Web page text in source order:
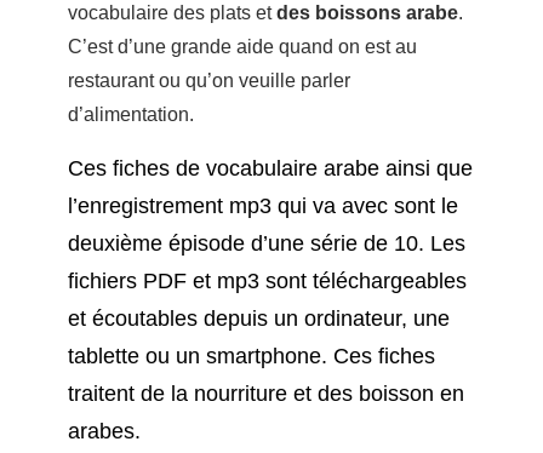
vocabulaire des plats etdes boissons arabe.
C’est d’une grande aide quand on est au
restaurant ou qu’on veuille parler
d’alimentation.
Ces fiches de vocabulaire arabe ainsi que
l’enregistrement mp3 qui va avec sont le
deuxième épisode d’une série de 10. Les
fichiers PDF et mp3 sont téléchargeables
et écoutables depuis un ordinateur, une
tablette ou un smartphone. Ces fiches
traitent de la nourriture et des boisson en
arabes.